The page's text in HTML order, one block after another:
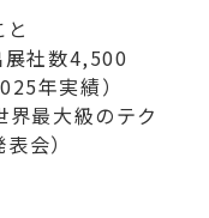
数4,500
年実績）
のテク
会）